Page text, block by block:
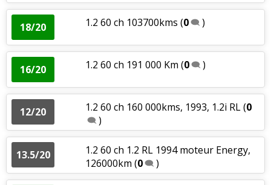
18/20 1.2 60 ch 103700kms (0 )
16/20 1.2 60 ch 191 000 Km (0 )
12/20 1.2 60 ch 160 000kms, 1993, 1.2i RL(0
)
13.5/20
1.2 60 ch 1.2 RL 1994 moteur Energy,
126000km (0 )